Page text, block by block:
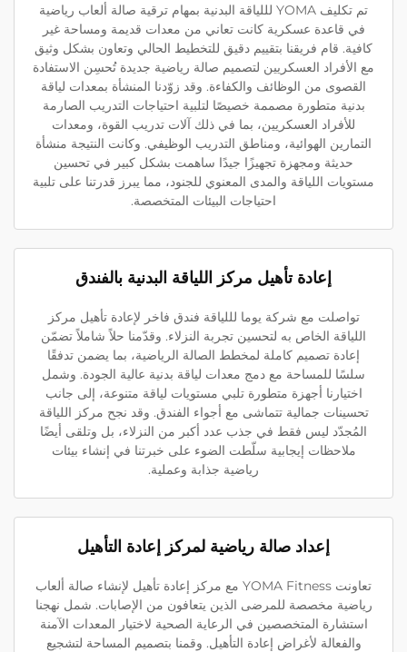
تم تكليف YOMA لللياقة البدنية بمهام ترقية صالة ألعاب رياضية
في قاعدة عسكرية كانت تعاني من معدات قديمة ومساحة غير
كافية. قام فريقنا بتقييم دقيق للتخطيط الحالي وتعاون بشكل وثيق
مع الأفراد العسكريين لتصميم صالة رياضية جديدة تُحسِن الاستفادة
القصوى من الوظائف والكفاءة. وقد زوّدنا المنشأة بمعدات لياقة
بدنية متطورة مصممة خصيصًا لتلبية احتياجات التدريب الصارمة
للأفراد العسكريين، بما في ذلك آلات تدريب القوة، ومعدات
التمارين الهوائية، ومناطق التدريب الوظيفي. وكانت النتيجة منشأة
حديثة ومجهزة تجهيزًا جيدًا ساهمت بشكل كبير في تحسين
مستويات اللياقة والمدى المعنوي للجنود، مما يبرز قدرتنا على تلبية
احتياجات البيئات المتخصصة.
إعادة تأهيل مركز اللياقة البدنية بالفندق
تواصلت مع شركة يوما لللياقة فندق فاخر لإعادة تأهيل مركز
اللياقة الخاص به لتحسين تجربة النزلاء. وقدّمنا حلاً شاملاً تضمّن
إعادة تصميم كاملة لمخطط الصالة الرياضية، بما يضمن تدفقًا
سلسًا للمساحة مع دمج معدات لياقة بدنية عالية الجودة. وشمل
اختيارنا أجهزة متطورة تلبي مستويات لياقة متنوعة، إلى جانب
تحسينات جمالية تتماشى مع أجواء الفندق. وقد نجح مركز اللياقة
المُجدّد ليس فقط في جذب عدد أكبر من النزلاء، بل وتلقى أيضًا
ملاحظات إيجابية سلّطت الضوء على خبرتنا في إنشاء بيئات
رياضية جذابة وعملية.
إعداد صالة رياضية لمركز إعادة التأهيل
تعاونت YOMA Fitness مع مركز إعادة تأهيل لإنشاء صالة ألعاب
رياضية مخصصة للمرضى الذين يتعافون من الإصابات. شمل نهجنا
استشارة المتخصصين في الرعاية الصحية لاختيار المعدات الآمنة
والفعالة لأغراض إعادة التأهيل. وقمنا بتصميم المساحة لتشجيع